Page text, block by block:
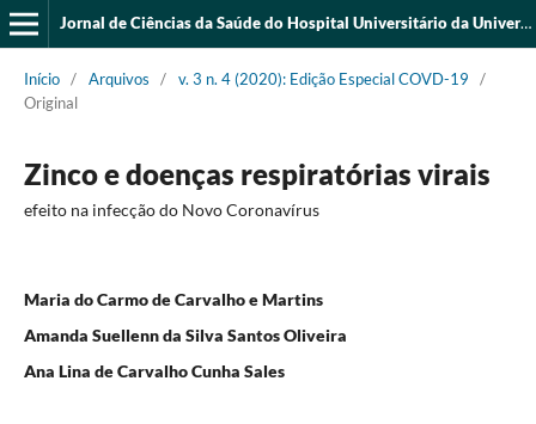
Jornal de Ciências da Saúde do Hospital Universitário da Universidade Federal do Piauí
Início / Arquivos / v. 3 n. 4 (2020): Edição Especial COVD-19
/
Original
Zinco e doenças respiratórias virais
efeito na infecção do Novo Coronavírus
Maria do Carmo de Carvalho e Martins
Amanda Suellenn da Silva Santos Oliveira
Ana Lina de Carvalho Cunha Sales